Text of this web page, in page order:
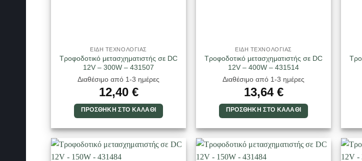
ΕΙΔΗ ΤΕΧΝΟΛΟΓΙΑΣ
Τροφοδοτικό μετασχηματιστής σε DC
12V – 300W – 431507
Διαθέσιμο από 1-3 ημέρες
12,40 €
ΠΡΟΣΘΉΚΗ ΣΤΟ ΚΑΛΆΘΙ
ΕΙΔΗ ΤΕΧΝΟΛΟΓΙΑΣ
Τροφοδοτικό μετασχηματιστής σε DC
12V – 400W – 431514
Διαθέσιμο από 1-3 ημέρες
13,64 €
ΠΡΟΣΘΉΚΗ ΣΤΟ ΚΑΛΆΘΙ